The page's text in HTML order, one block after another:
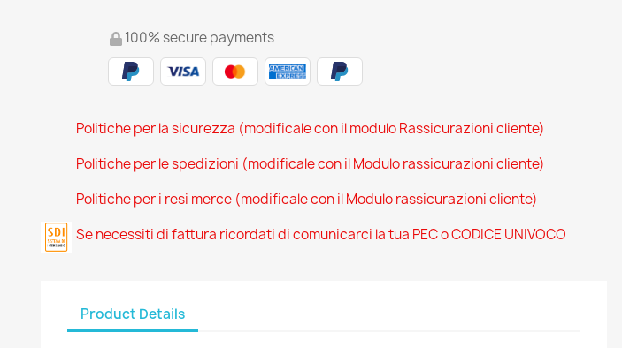
100% secure payments
Politiche per la sicurezza (modificale con il modulo Rassicurazioni cliente)
Politiche per le spedizioni (modificale con il Modulo rassicurazioni cliente)
Politiche per i resi merce (modificale con il Modulo rassicurazioni cliente)
Se necessiti di fattura ricordati di comunicarci la tua PEC o CODICE UNIVOCO
Product Details